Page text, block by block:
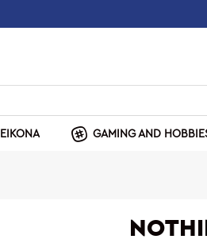
ΕΙΚΟΝΑ GAMING AND